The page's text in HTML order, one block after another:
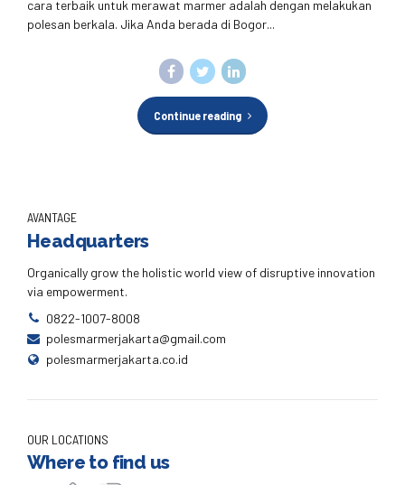
cara terbaik untuk merawat marmer adalah dengan melakukan
polesan berkala. Jika Anda berada di Bogor...
Continue reading
AVANTAGE
Headquarters
Organically grow the holistic world view of disruptive innovation
via empowerment.
0822-1007-8008
polesmarmerjakarta@gmail.com
polesmarmerjakarta.co.id
OUR LOCATIONS
Where to find us